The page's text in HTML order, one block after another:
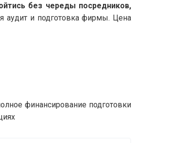
без череды посредников,
аудит и подготовка фирмы. Цена
финансирование подготовки